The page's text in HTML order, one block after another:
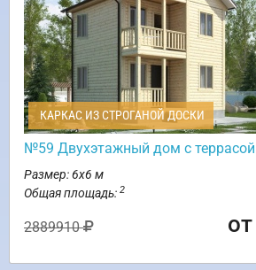
КАРКАС ИЗ СТРОГАНОЙ ДОСКИ
№59 Двухэтажный дом с
Размер: 6х6 м
Общая площадь: 2
2889910